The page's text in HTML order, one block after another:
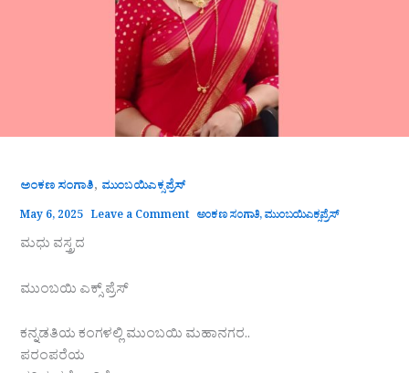
ಅಂಕಣ ಸಂಗಾತಿ, ಮುಂಬಯಿಎಕ್ಸಪ್ರೆಸ್
May 6, 2025 Leave a Comment ಅಂಕಣ ಸಂಗಾತಿ,ಮುಂಬಯಿಎಕ್ಸಪ್ರೆಸ್
ಮಧು ವಸ್ತ್ರದ
ಮುಂಬಯಿ ಎಕ್ಸ್‌ ಪ್ರೆಸ್
ಕನ್ನಡತಿಯ ಕಂಗಳಲ್ಲಿ ಮುಂಬಯಿ ಮಹಾನಗರ..
ಪರಂಪರೆಯ